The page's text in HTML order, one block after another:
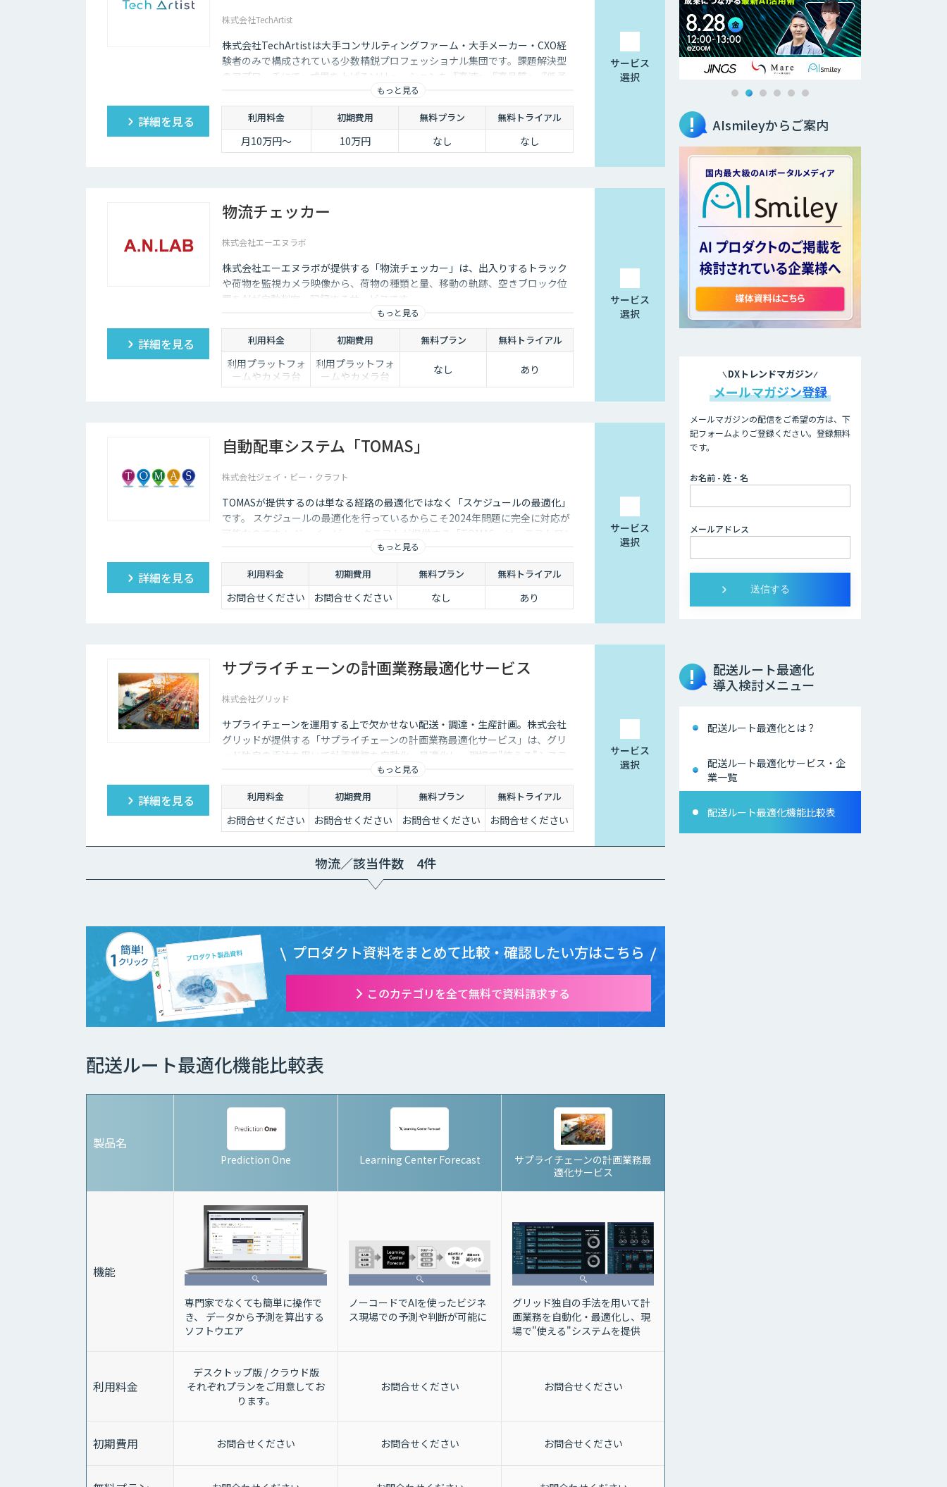
株式会社TechArtist
株式会社TechArtistは大手コンサルティングファーム・大手メーカー・CXO経
験者のみで構成されている少数精鋭プロフェッショナル集団です。課題解決型
のアプローチにて、成果を上げるソリューションを『高速』『高品質』『低予
もっと見る
詳細を見る 利用料金 初期費用 無料プラン 無料トライアル
月10万円〜 10万円 なし なし
サービス
選択
物流チェッカー
株式会社エーエヌラボ
株式会社エーエヌラボが提供する「物流チェッカー」は、出入りするトラック
や荷物を監視カメラ映像から、荷物の種類と量、移動の軌跡、空きブロック位
置をAIが自動判定・記録するサービスです。
もっと見る
詳細を見る 利用料金 初期費用 無料プラン 無料トライアル
利用プラットフォ
ームやカメラ台
数、必要なチュー
利用プラットフォ
ームやカメラ台
数、必要なチュー
なし あり
サービス
選択
自動配車システム「TOMAS」
株式会社ジェイ・ビー・クラフト
TOMASが提供するのは単なる経路の最適化ではなく「スケジュールの最適化」
です。 スケジュールの最適化を行っているからこそ2024年問題に完全に対応が
可能なのです！ ジェイ・ビー・クラフトが提供する「TOMAS」は、ラストワン
マイルの自動配車だけでなく、幹線輸送や複雑な企業間配送にも完全対応！お
客様の配車に関するお悩み・課題はTOMASにお任せください！
もっと見る
詳細を見る 利用料金 初期費用 無料プラン 無料トライアル
お問合せください お問合せください なし あり
サービス
選択
サプライチェーンの計画業務最適化サービス
株式会社グリッド
サプライチェーンを運用する上で欠かせない配送・調達・生産計画。株式会社
グリッドが提供する「サプライチェーンの計画業務最適化サービス」は、グリ
ッド独自の手法を用いて計画業務を自動化・最適化し、現場で"使える"システ
もっと見る
詳細を見る 利用料金 初期費用 無料プラン 無料トライアル
お問合せください お問合せください お問合せください お問合せください
サービス
選択
物流／該当件数 4件
プロダクト資料をまとめて比較・確認したい方はこちら
このカテゴリを全て無料で資料請求する
配送ルート最適化機能比較表
製品名
Prediction One Learning Center Forecast
サプライチェーンの計画業務最
適化サービス
機能
専門家でなくても簡単に操作で
き、 データから予測を算出する
ソフトウエア
ノーコードでAIを使ったビジネ
ス現場での予測や判断が可能に
グリッド独自の手法を用いて計
画業務を自動化・最適化し、現
場で"使える"システムを提供
利用料金
デスクトップ版 / クラウド版
それぞれプランをご用意してお
ります。
お問合せください お問合せください
初期費用 お問合せください お問合せください お問合せください
AIsmileyからご案内
DXトレンドマガジン
メールマガジン登録
メールマガジンの配信をご希望の方は、下
記フォームよりご登録ください。登録無料
です。
お名前 - 姓・名
メールアドレス
配送ルート最適化
導入検討メニュー
配送ルート最適化とは？
配送ルート最適化サービス・企
業一覧
配送ルート最適化機能比較表